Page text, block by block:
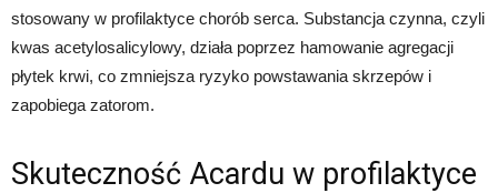
stosowany w profilaktyce chorób serca. Substancja czynna, czyli
kwas acetylosalicylowy, działa poprzez hamowanie agregacji
płytek krwi, co zmniejsza ryzyko powstawania skrzepów i
zapobiega zatorom.
Skuteczność Acardu w profilaktyce